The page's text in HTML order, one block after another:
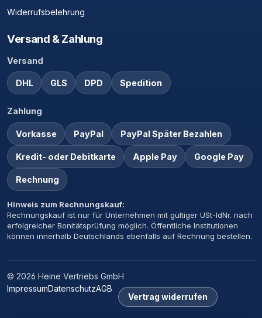
Widerrufsbelehrung
Versand & Zahlung
Versand
DHL GLS DPD Spedition
Zahlung
Vorkasse PayPal PayPal Später Bezahlen
Kredit- oder Debitkarte Apple Pay Google Pay
Rechnung
Hinweis zum Rechnungskauf:
Rechnungskauf ist nur für Unternehmen mit gültiger USt-IdNr. nach
erfolgreicher Bonitätsprüfung möglich. Öffentliche Institutionen
können innerhalb Deutschlands ebenfalls auf Rechnung bestellen.
© 2026 Heine Vertriebs GmbH
ImpressumDatenschutzAGB
Vertrag widerrufen